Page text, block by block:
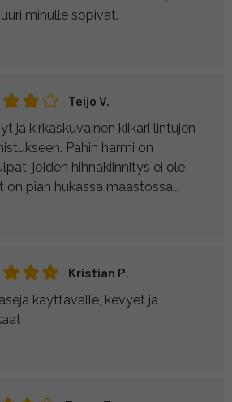
minulle sopivat.
Teijo V.
ja kirkaskuvainen kiikari lintujen
Pahin harmi on
joiden hihnakiinnitys ei ole
pian hukassa maastossa
Kristian P.
käyttävälle, kevyet ja